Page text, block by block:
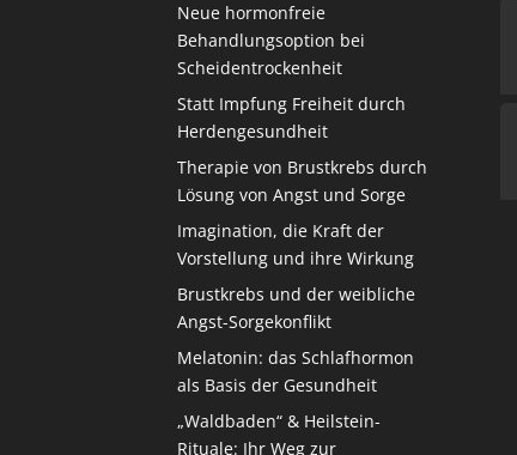
Neue hormonfreie
Behandlungsoption bei
Scheidentrockenheit
Statt Impfung Freiheit durch
Herdengesundheit
Therapie von Brustkrebs durch
Lösung von Angst und Sorge
Imagination, die Kraft der
Vorstellung und ihre Wirkung
Brustkrebs und der weibliche
Angst-Sorgekonflikt
Melatonin: das Schlafhormon
als Basis der Gesundheit
„Waldbaden“ & Heilstein-
Rituale: Ihr Weg zur